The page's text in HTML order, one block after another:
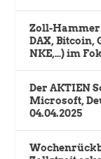
Zoll-
DAX, Bitcoin,
NKE,…) im
Der AKTIEN
Microsoft,
04.04.2025